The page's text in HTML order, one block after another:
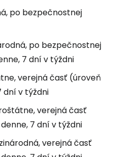
po bezpečnostnej
po bezpečnostnej
7 dní v týždni
verejná časť (úroveň
dní v týždni
verejná časť
7 dní v týždni
verejná časť